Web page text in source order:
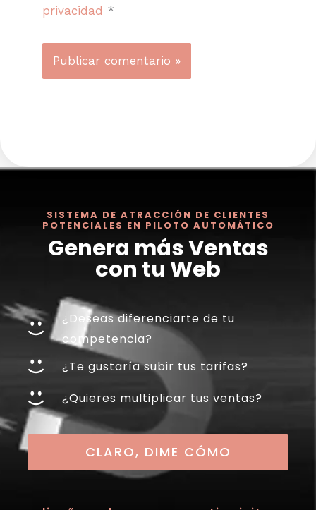
privacidad *
SISTEMA DE ATRACCIÓN DE CLIENTES
POTENCIALES EN PILOTO AUTOMÁTICO
Genera más Ventas
con tu Web
¿Deseas diferenciarte de tu
competencia?
¿Te gustaría subir tus tarifas?
¿Quieres multiplicar tus ventas?
CLARO, DIME CÓMO